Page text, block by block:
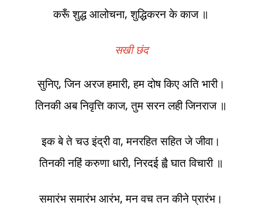
करूँ शुद्ध आलोचना, शुद्धिकरन के काज ॥
सखी छंद
सुनिए, जिन अरज हमारी, हम दोष किए अति भारी।
तिनकी अब निवृत्ति काज, तुम सरन लही जिनराज ॥
इक बे ते चउ इंद्री वा, मनरहित सहित जे जीवा।
तिनकी नहिं करुणा धारी, निरदई ह्वै घात विचारी ॥
समारंभ समारंभ आरंभ, मन वच तन कीने प्रारंभ।